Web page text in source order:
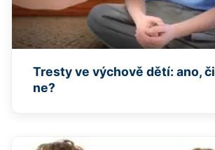
Tresty ve výchově dětí: ano, či
ne?